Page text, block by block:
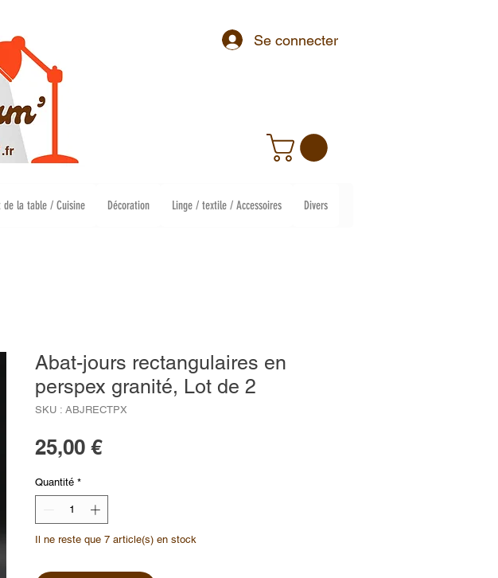
Se connecter
de la table / Cuisine Décoration Linge / textile / Accessoires Divers
Abat-jours rectangulaires en
perspex granité, Lot de 2
SKU : ABJRECTPX
25,00 €Prix
Quantité *
Il ne reste que 7 article(s) en stock